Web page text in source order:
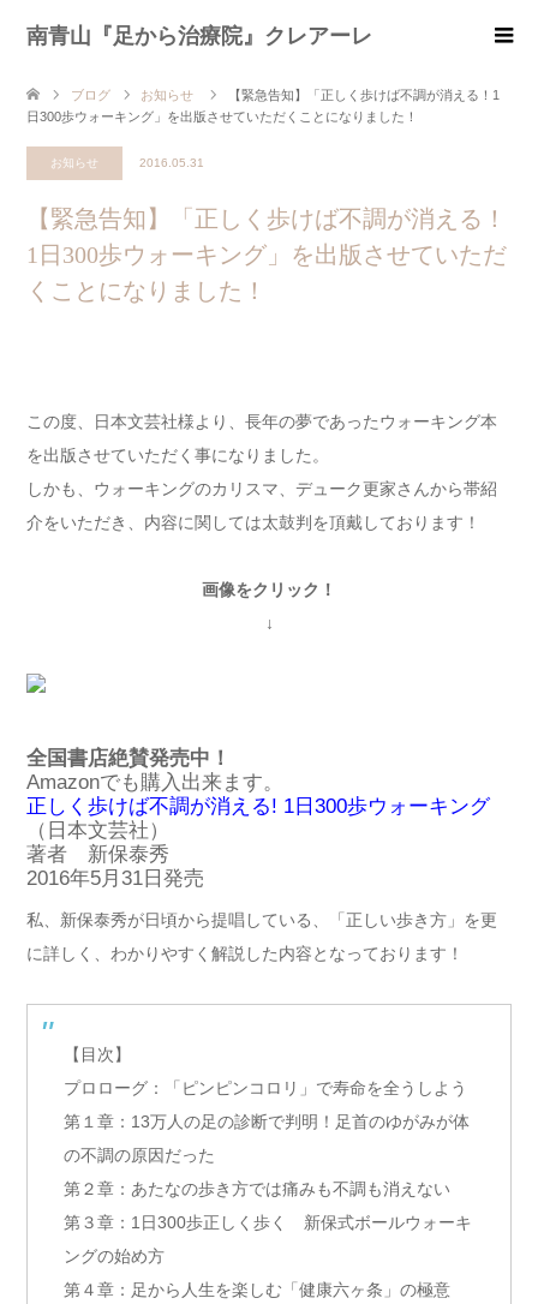
南青山『足から治療院』クレアーレ
ブログ お知らせ
【緊急告知】「正しく歩けば不調が消える！1
日300歩ウォーキング」を出版させていただくことになりました！
お知らせ 2016.05.31
【緊急告知】「正しく歩けば不調が消える！
1日300歩ウォーキング」を出版させていただ
くことになりました！
この度、日本文芸社様より、長年の夢であったウォーキング本
を出版させていただく事になりました。
しかも、ウォーキングのカリスマ、デューク更家さんから帯紹
介をいただき、内容に関しては太鼓判を頂戴しております！
画像をクリック！
↓
全国書店絶賛発売中！
Amazonでも購入出来ます。
正しく歩けば不調が消える! 1日300歩ウォーキング
（日本文芸社）
著者 新保泰秀
2016年5月31日発売
私、新保泰秀が日頃から提唱している、「正しい歩き方」を更
に詳しく、わかりやすく解説した内容となっております！
【目次】
プロローグ：「ピンピンコロリ」で寿命を全うしよう
第１章：13万人の足の診断で判明！足首のゆがみが体
の不調の原因だった
第２章：あたなの歩き方では痛みも不調も消えない
第３章：1日300歩正しく歩く 新保式ボールウォーキ
ングの始め方
第４章：足から人生を楽しむ「健康六ヶ条」の極意